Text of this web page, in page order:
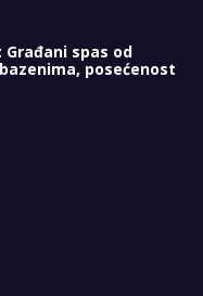
Građani spas od
posećenost